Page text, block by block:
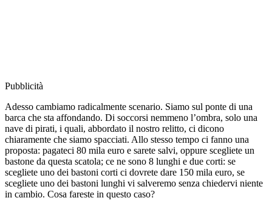
Pubblicità
Adesso cambiamo radicalmente scenario. Siamo sul ponte di una
barca che sta affondando. Di soccorsi nemmeno l’ombra, solo una
nave di pirati, i quali, abbordato il nostro relitto, ci dicono
chiaramente che siamo spacciati. Allo stesso tempo ci fanno una
proposta: pagateci 80 mila euro e sarete salvi, oppure scegliete un
bastone da questa scatola; ce ne sono 8 lunghi e due corti: se
scegliete uno dei bastoni corti ci dovrete dare 150 mila euro, se
scegliete uno dei bastoni lunghi vi salveremo senza chiedervi niente
in cambio. Cosa fareste in questo caso?